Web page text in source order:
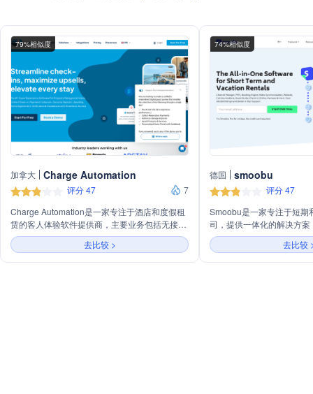
79%相似度
加拿大 Charge Automation
评分 47
7
Charge Automation是一家专注于酒店和度假租
赁的客人体验软件提供商，主要业务包括无接触
登记入住、支付自动化、安全押金收集、增值销
售、防止退款欺诈以及创建数字指南应用。
去比较 >
74%相似度
德国 smoobu
评分 47
Smoobu是一家专注于短期
司，提供一体化的解决方
业管理系统（PMS）、预
站、通讯、客户指南、在
公司在全球拥有超过
去比较